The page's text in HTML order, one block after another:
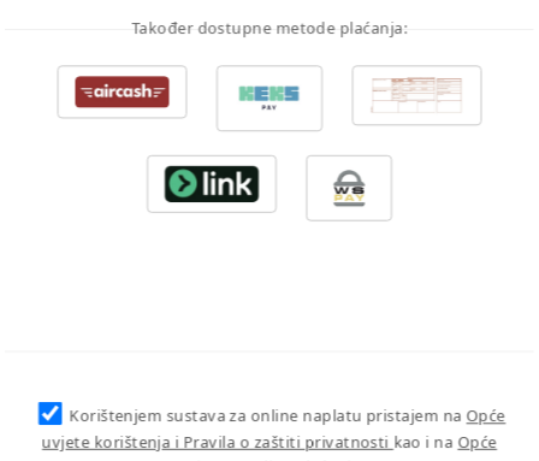
Također dostupne metode plaćanja:
Korištenjem sustava za online naplatu pristajem na Opće
uvjete korištenja i Pravila o zaštiti privatnosti kao i na Opće